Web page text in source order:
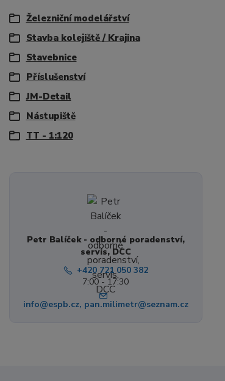
Železniční modelářství
Stavba kolejiště / Krajina
Stavebnice
Příslušenství
JM-Detail
Nástupiště
TT - 1:120
Petr Balíček - odborné poradenství,
servis, DCC
+420 721 050 382
7:00 - 17:30
info@espb.cz, pan.milimetr@seznam.cz